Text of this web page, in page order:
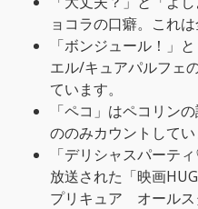
ョコラの口癖。これ
「ボンジュール！」
エル/キュアパルフェ
ています。
「ペコ」はペコリン
ののみカウントしてい
「デリシャスパーテ
放送された「映画
プリキュア オールス